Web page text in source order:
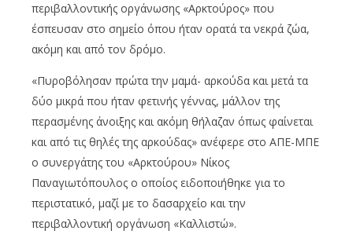
περιβαλλοντικής οργάνωσης «Αρκτούρος» που
έσπευσαν στο σημείο όπου ήταν ορατά τα νεκρά ζώα,
ακόμη και από τον δρόμο.
«Πυροβόλησαν πρώτα την μαμά- αρκούδα και μετά τα
δύο μικρά που ήταν φετινής γέννας, μάλλον της
περασμένης άνοιξης και ακόμη θήλαζαν όπως φαίνεται
και από τις θηλές της αρκούδας» ανέφερε στο ΑΠΕ-ΜΠΕ
ο συνεργάτης του «Αρκτούρου» Νίκος
Παναγιωτόπουλος ο οποίος ειδοποιήθηκε για το
περιστατικό, μαζί με το δασαρχείο και την
περιβαλλοντική οργάνωση «Καλλιστώ».